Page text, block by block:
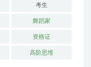
考生
舞蹈家
资格证
高阶思维